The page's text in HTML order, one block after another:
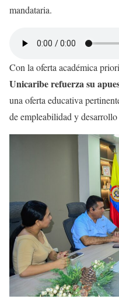
mandataria.
Con la oferta académica
Unicaribe refuerza su
una oferta educativa
de empleabilidad y